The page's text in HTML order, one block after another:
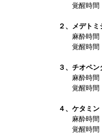
覚醒時間
２、メデト
麻酔時間
覚醒時間
３、チオペ
麻酔時間
覚醒時間
４、ケタミ
麻酔時間
覚醒時間